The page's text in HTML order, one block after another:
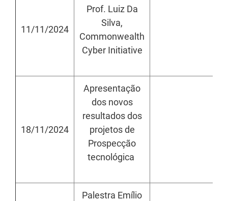
11/11/2024
Prof. Luiz Da
Silva,
Commonwealth
Cyber Initiative
18/11/2024
Apresentação
dos novos
resultados dos
projetos de
Prospecção
tecnológica
Palestra Emílio